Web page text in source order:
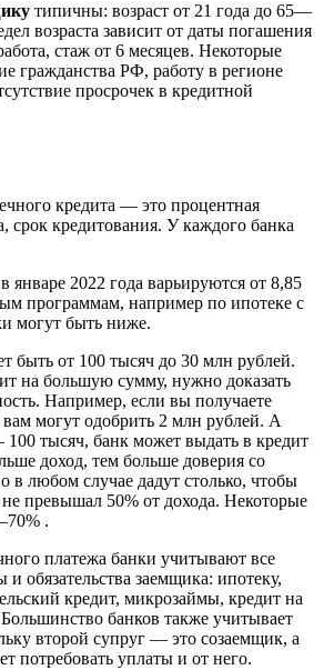
типичны: возраст от 21 года до 65—
возраста зависит от даты погашения
стаж от 6 месяцев. Некоторые
гражданства РФ, работу в регионе
просрочек в кредитной
кредита — это процентная
срок кредитования. У каждого банка
в январе 2022 года варьируются от 8,85
программам, например по ипотеке с
могут быть ниже.
быть от 100 тысяч до 30 млн рублей.
на большую сумму, нужно доказать
Например, если вы получаете
вам могут одобрить 2 млн рублей. А
тысяч, банк может выдать в кредит
доход, тем больше доверия со
в любом случае дадут столько, чтобы
превышал 50% от дохода. Некоторые
.
платежа банки учитывают все
обязательства заемщика: ипотеку,
кредит, микрозаймы, кредит на
банков также учитывает
второй супруг — это созаемщик, а
потребовать уплаты и от него.